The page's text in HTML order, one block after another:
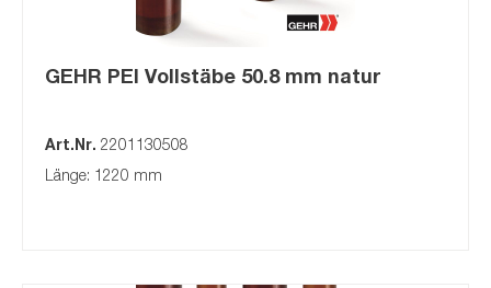
GEHR PEI Vollstäbe 50.8 mm natur
Art.Nr. 2201130508
Länge: 1220 mm